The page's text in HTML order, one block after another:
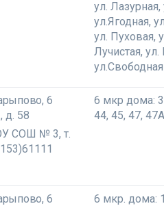
ул.
ул.Ягодная,
ул. Пуховая,
Лучистая,
ул.Свободная
6
д. 58
СОШ № 3, т.
6 мкр дома:
44, 45, 47,
6
6 мкр. дома: